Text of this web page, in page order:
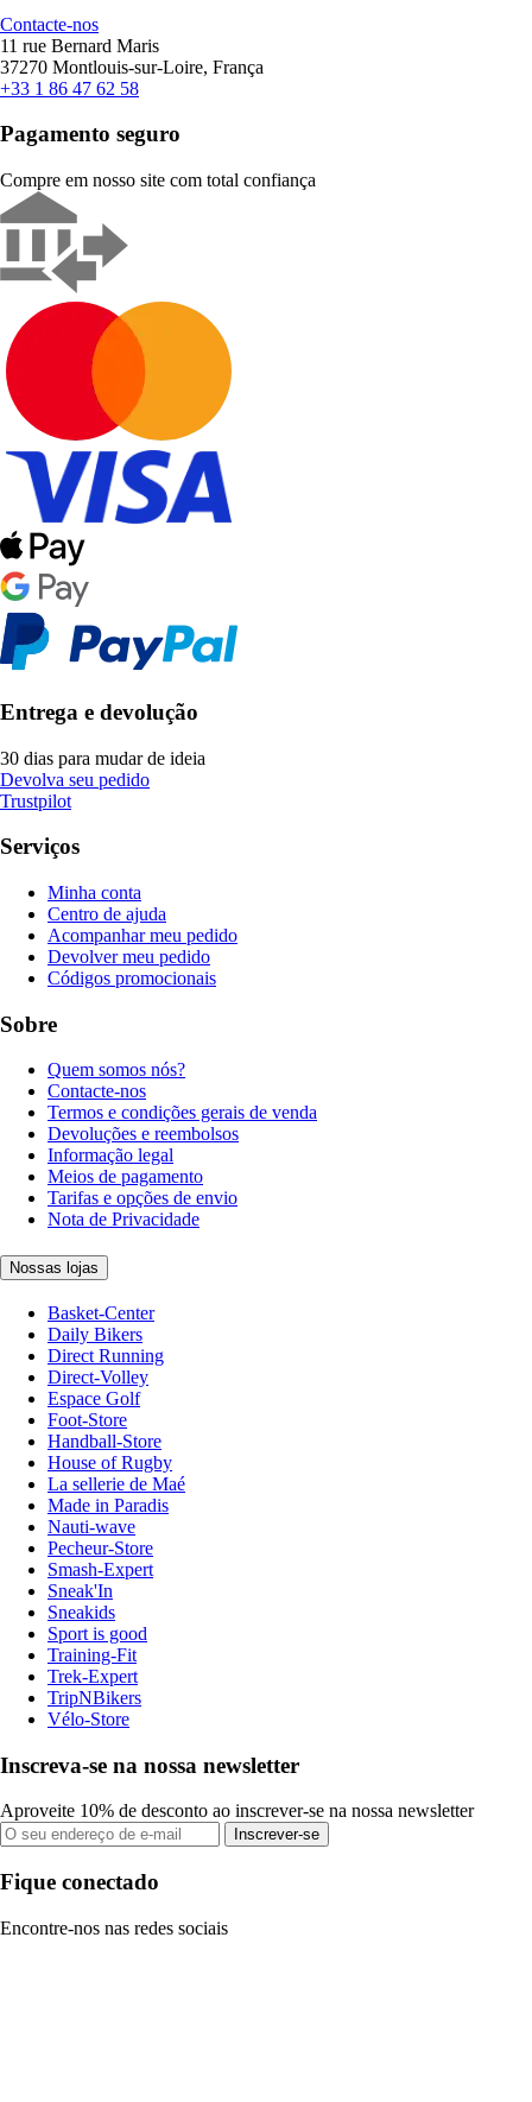
Contacte-nos
11 rue Bernard Maris
37270 Montlouis-sur-Loire, França
+33 1 86 47 62 58
Pagamento seguro
Compre em nosso site com total confiança
Entrega e devolução
30 dias para mudar de ideia
Devolva seu pedido
Trustpilot
Serviços
Minha conta
Centro de ajuda
Acompanhar meu pedido
Devolver meu pedido
Códigos promocionais
Sobre
Quem somos nós?
Contacte-nos
Termos e condições gerais de venda
Devoluções e reembolsos
Informação legal
Meios de pagamento
Tarifas e opções de envio
Nota de Privacidade
Nossas lojas
Basket-Center
Daily Bikers
Direct Running
Direct-Volley
Espace Golf
Foot-Store
Handball-Store
House of Rugby
La sellerie de Maé
Made in Paradis
Nauti-wave
Pecheur-Store
Smash-Expert
Sneak'In
Sneakids
Sport is good
Training-Fit
Trek-Expert
TripNBikers
Vélo-Store
Inscreva-se na nossa newsletter
Aproveite 10% de desconto ao inscrever-se na nossa newsletter
Inscrever-se
Fique conectado
Encontre-nos nas redes sociais